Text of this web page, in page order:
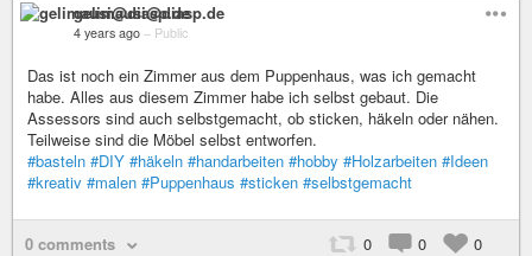
gelimausi@diasp.de
4 years ago – Public
Das ist noch ein Zimmer aus dem Puppenhaus, was ich gemacht
habe. Alles aus diesem Zimmer habe ich selbst gebaut. Die
Assessors sind auch selbstgemacht, ob sticken, häkeln oder nähen.
Teilweise sind die Möbel selbst entworfen.
#basteln #DIY #häkeln #handarbeiten #hobby #Holzarbeiten #Ideen
#kreativ #malen #Puppenhaus #sticken #selbstgemacht
0 comments 0 0 0